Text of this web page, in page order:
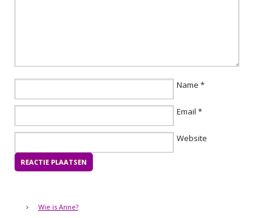
Name *
Email *
Website
Wie is Anne?